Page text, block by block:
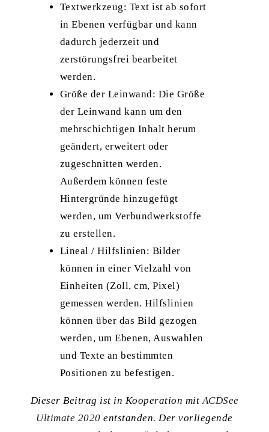
Textwerkzeug: Text ist ab sofort
in Ebenen verfügbar und kann
dadurch jederzeit und
zerstörungsfrei bearbeitet
werden.
Größe der Leinwand: Die Größe
der Leinwand kann um den
mehrschichtigen Inhalt herum
geändert, erweitert oder
zugeschnitten werden.
Außerdem können feste
Hintergründe hinzugefügt
werden, um Verbundwerkstoffe
zu erstellen.
Lineal / Hilfslinien: Bilder
können in einer Vielzahl von
Einheiten (Zoll, cm, Pixel)
gemessen werden. Hilfslinien
können über das Bild gezogen
werden, um Ebenen, Auswahlen
und Texte an bestimmten
Positionen zu befestigen.
Dieser Beitrag ist in Kooperation mit ACDSee
Ultimate 2020 entstanden. Der vorliegende